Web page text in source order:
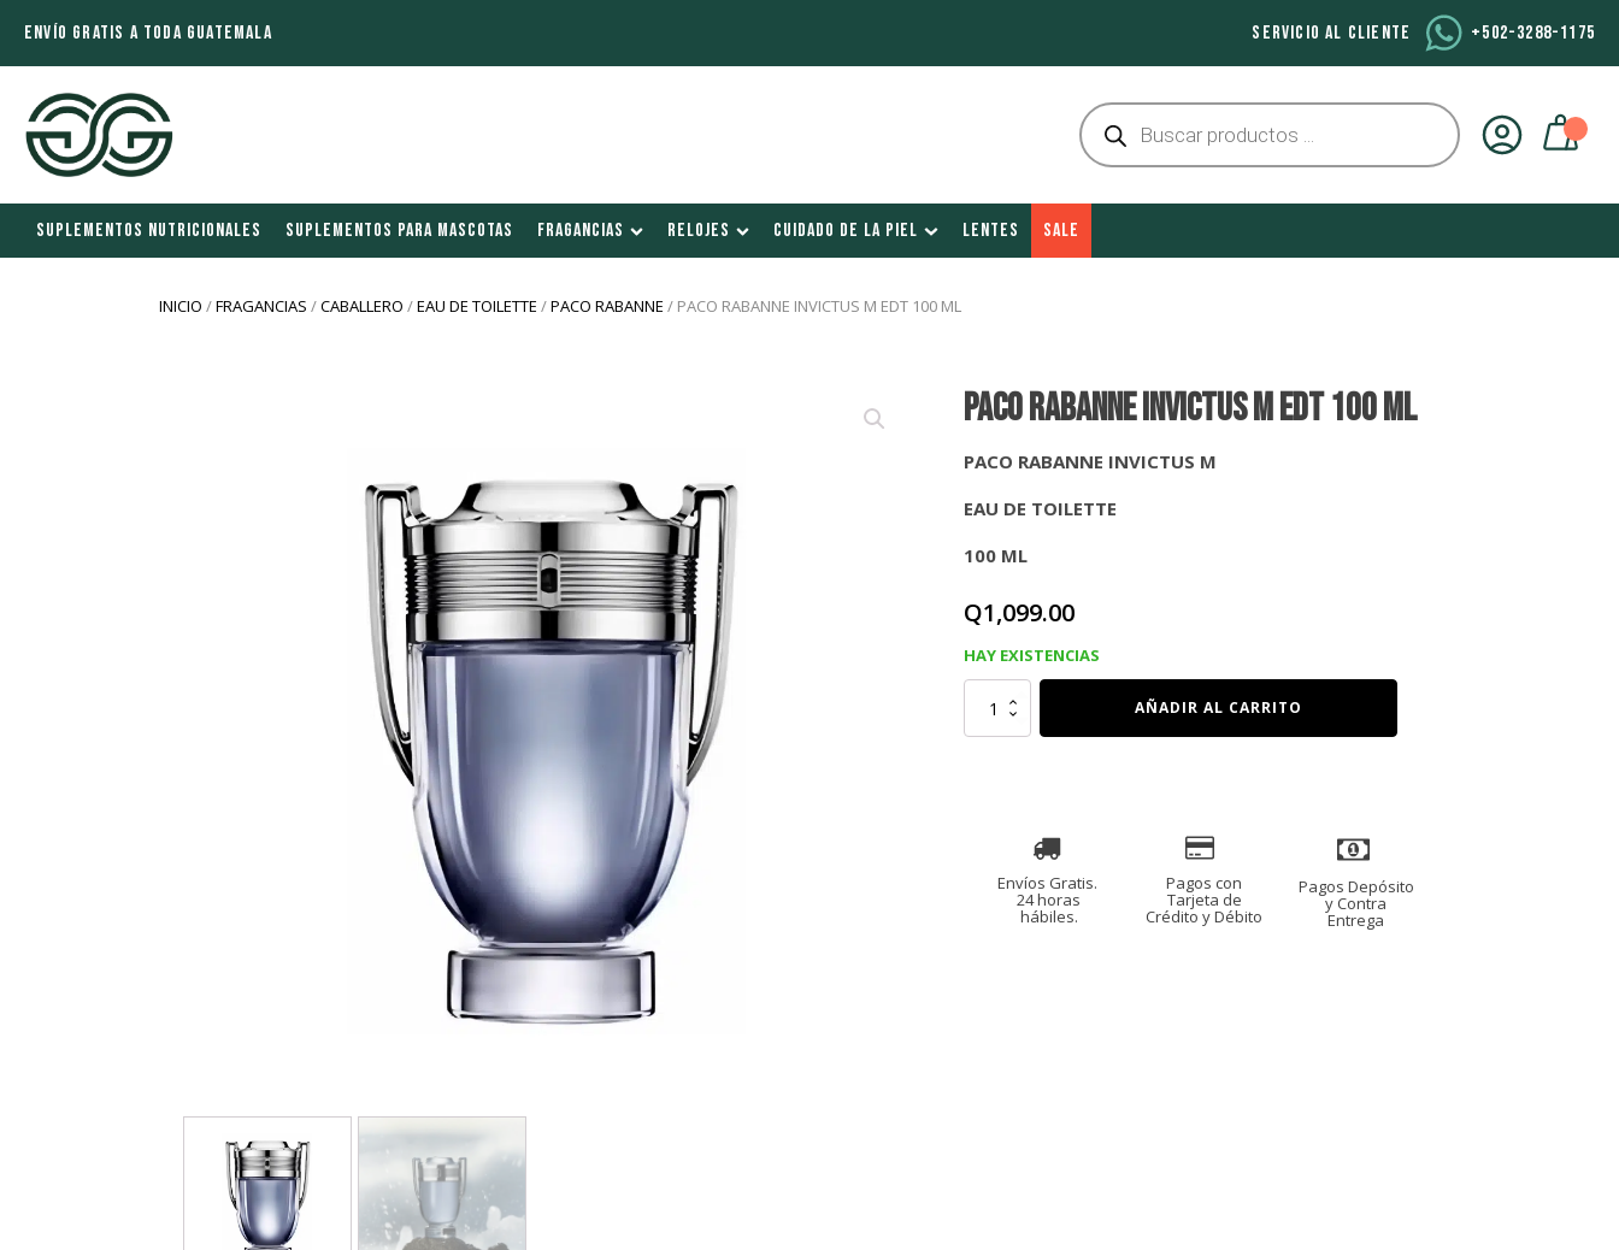
ENVÍO GRATIS A TODA GUATEMALA SERVICIO AL CLIENTE +502-3288-1175
Búsqueda
de
productos
SUPLEMENTOS NUTRICIONALES SUPLEMENTOS PARA MASCOTAS FRAGANCIAS RELOJES CUIDADO DE LA PIEL LENTES SALE
INICIO /FRAGANCIAS /CABALLERO /EAU DE TOILETTE /PACO RABANNE / PACO RABANNE INVICTUS M EDT 100 ML
PACO RABANNE INVICTUS M EDT 100 ml
PACO RABANNE INVICTUS M
EAU DE TOILETTE
100 ML
Q1,099.00
HAY EXISTENCIAS
RABANNE
M
AÑADIR AL CARRITO
Envíos Gratis.
24 horas
hábiles.
Pagos con
Tarjeta de
Crédito y Débito
Pagos Depósito
y Contra
Entrega